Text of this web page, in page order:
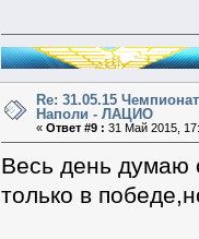
Re: 31.05.15
Наполи - ЛАЦИО
«Ответ #9 : 31 Май 2015,
Весь день думаю
только в